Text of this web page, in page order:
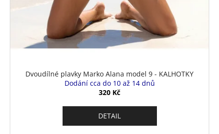
Dvoudílné plavky Marko Alana model 9 - KALHOTKY
Dodání cca do 10 až 14 dnů
320 Kč
DETAIL